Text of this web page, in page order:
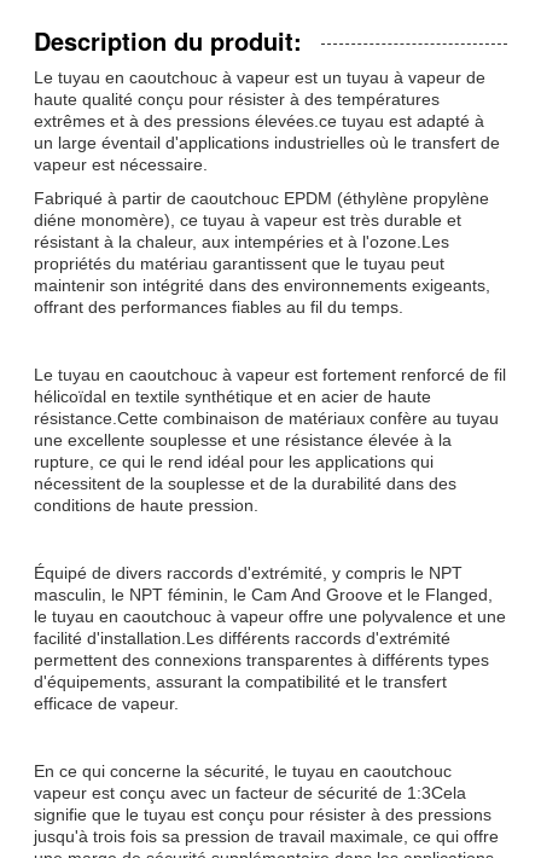
Description du produit:
Le tuyau en caoutchouc à vapeur est un tuyau à vapeur de
haute qualité conçu pour résister à des températures
extrêmes et à des pressions élevées.ce tuyau est adapté à
un large éventail d'applications industrielles où le transfert de
vapeur est nécessaire.
Fabriqué à partir de caoutchouc EPDM (éthylène propylène
diéne monomère), ce tuyau à vapeur est très durable et
résistant à la chaleur, aux intempéries et à l'ozone.Les
propriétés du matériau garantissent que le tuyau peut
maintenir son intégrité dans des environnements exigeants,
offrant des performances fiables au fil du temps.
Le tuyau en caoutchouc à vapeur est fortement renforcé de fil
hélicoïdal en textile synthétique et en acier de haute
résistance.Cette combinaison de matériaux confère au tuyau
une excellente souplesse et une résistance élevée à la
rupture, ce qui le rend idéal pour les applications qui
nécessitent de la souplesse et de la durabilité dans des
conditions de haute pression.
Équipé de divers raccords d'extrémité, y compris le NPT
masculin, le NPT féminin, le Cam And Groove et le Flanged,
le tuyau en caoutchouc à vapeur offre une polyvalence et une
facilité d'installation.Les différents raccords d'extrémité
permettent des connexions transparentes à différents types
d'équipements, assurant la compatibilité et le transfert
efficace de vapeur.
En ce qui concerne la sécurité, le tuyau en caoutchouc
vapeur est conçu avec un facteur de sécurité de 1:3Cela
signifie que le tuyau est conçu pour résister à des pressions
jusqu'à trois fois sa pression de travail maximale, ce qui offre